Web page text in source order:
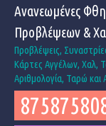
Ανανεωμένες
Προβλέψεων &
Προβλέψεις,
Κάρτες Αγγέλων, Χαλ,
Αριθμολογία, Ταρώ